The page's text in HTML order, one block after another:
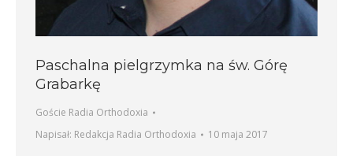
Paschalna pielgrzymka na św. Górę
Grabarkę
Goście Radia Orthodoxia
Napisał: Redakcja Radia Orthodoxia 10 maja 2017